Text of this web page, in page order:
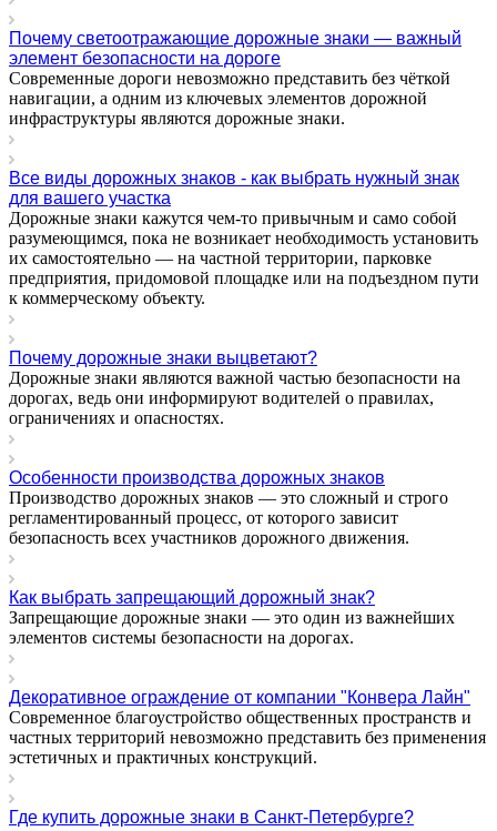
Почему светоотражающие дорожные знаки — важный
элемент безопасности на дороге
Современные дороги невозможно представить без чёткой
навигации, а одним из ключевых элементов дорожной
инфраструктуры являются дорожные знаки.
Все виды дорожных знаков - как выбрать нужный знак
для вашего участка
Дорожные знаки кажутся чем-то привычным и само собой
разумеющимся, пока не возникает необходимость установить
их самостоятельно — на частной территории, парковке
предприятия, придомовой площадке или на подъездном пути
к коммерческому объекту.
Почему дорожные знаки выцветают?
Дорожные знаки являются важной частью безопасности на
дорогах, ведь они информируют водителей о правилах,
ограничениях и опасностях.
Особенности производства дорожных знаков
Производство дорожных знаков — это сложный и строго
регламентированный процесс, от которого зависит
безопасность всех участников дорожного движения.
Как выбрать запрещающий дорожный знак?
Запрещающие дорожные знаки — это один из важнейших
элементов системы безопасности на дорогах.
Декоративное ограждение от компании "Конвера Лайн"
Современное благоустройство общественных пространств и
частных территорий невозможно представить без применения
эстетичных и практичных конструкций.
Где купить дорожные знаки в Санкт-Петербурге?